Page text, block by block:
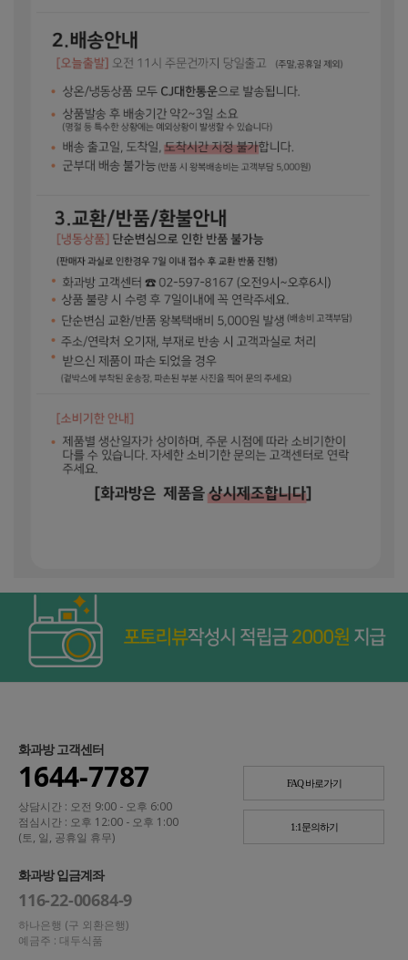
화과방 고객센터
1644-7787
상담시간 : 오전 9:00 - 오후 6:00
점심시간 : 오후 12:00 - 오후 1:00
(토, 일, 공휴일 휴무)
FAQ 바로가기
1:1문의하기
화과방 입금계좌
116-22-00684-9
하나은행 (구 외환은행)
예금주 : 대두식품